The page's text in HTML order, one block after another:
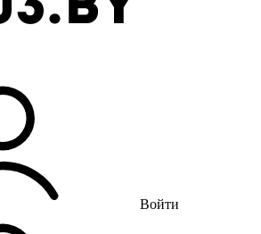
Войти